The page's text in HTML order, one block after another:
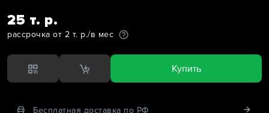
25 т. р.
рассрочка от 2 т. р./в мес
Купить
Бесплатная доставка по РФ